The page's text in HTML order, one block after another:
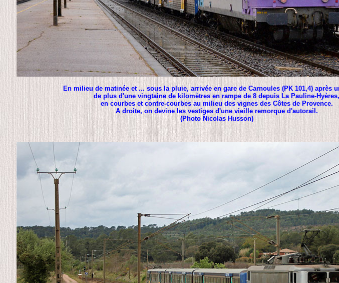
En milieu de matinée et ... sous la pluie, arrivée en gare de Carnoules (PK 101,4) après
de plus d'une vingtaine de kilomètres en rampe de 8 depuis La Pauline-Hyères,
en courbes et contre-courbes au milieu des vignes des Côtes de Provence.
A droite, on devine les vestiges d'une vieille remorque d'autorail.
(Photo Nicolas Husson)